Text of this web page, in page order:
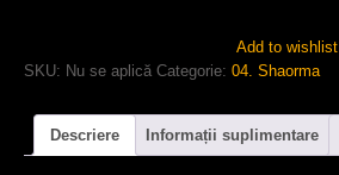
Add to wishlist
SKU: Nu se aplică Categorie: 04. Shaorma
Descriere Informații suplimentare